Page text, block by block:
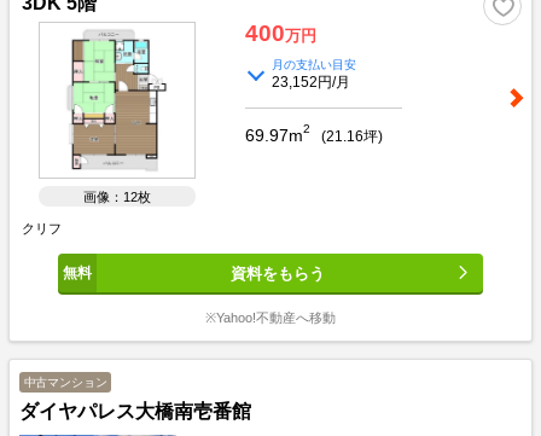
画像：12枚
400万円
月の支払い目安
23,152円/月
69.97m2 (21.16坪)
クリフ
資料をもらう
※Yahoo!不動産へ移動
中古マンション
ダイヤパレス大橋南壱番館